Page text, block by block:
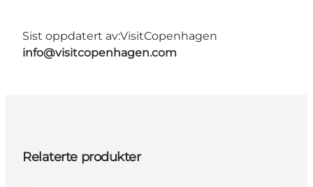
Sist oppdatert av:VisitCopenhagen
info@visitcopenhagen.com
Relaterte produkter